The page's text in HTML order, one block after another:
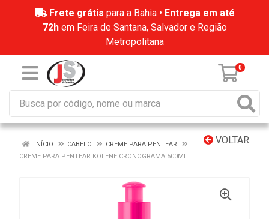
Frete grátis para a Bahia • Entrega em até
72hem Feira de Santana, Salvador e Região
Metropolitana
0
VOLTAR
INÍCIO CABELO
CREME PARA PENTEAR
CREME PARA PENTEAR KOLENE CRONOGRAMA 500ML